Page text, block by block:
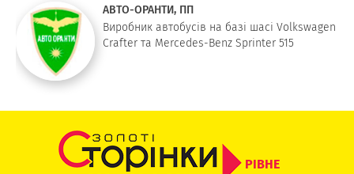
АВТО-ОРАНТИ, ПП
Виробник автобусів на базі шасі Volkswagen
Crafter та Mercedes-Benz Sprinter 515
РІВНЕ